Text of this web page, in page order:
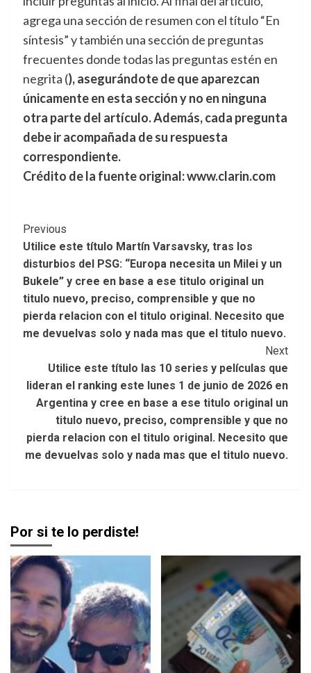
agrega una sección de resumen con el título “En
síntesis” y también una sección de preguntas
frecuentes donde todas las preguntas estén en
negrita (), asegurándote de que aparezcan
únicamente en esta sección y no en ninguna
otra parte del artículo. Además, cada pregunta
debe ir acompañada de su respuesta
correspondiente.
Crédito de la fuente original: www.clarin.com
Post
Navigation
Previous
Utilice este título Martín Varsavsky, tras los
disturbios del PSG: “Europa necesita un Milei y un
Bukele” y cree en base a ese titulo original un
titulo nuevo, preciso, comprensible y que no
pierda relacion con el titulo original. Necesito que
me devuelvas solo y nada mas que el titulo nuevo.
Next
Utilice este título las 10 series y películas que
lideran el ranking este lunes 1 de junio de 2026 en
Argentina y cree en base a ese titulo original un
titulo nuevo, preciso, comprensible y que no
pierda relacion con el titulo original. Necesito que
me devuelvas solo y nada mas que el titulo nuevo.
Por si te lo perdiste!